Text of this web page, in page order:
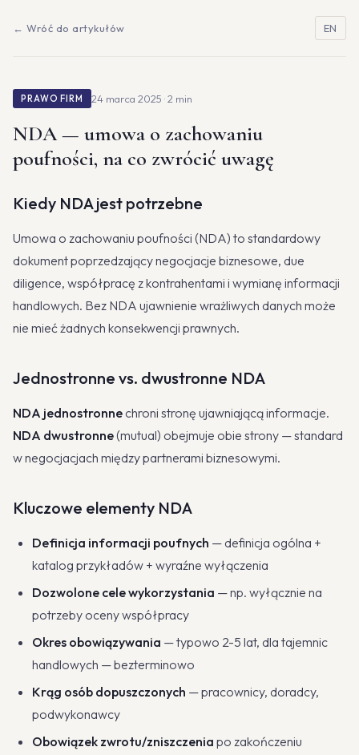
← Wróć do artykułów EN
PRAWO FIRM 24 marca 2025 · 2 min
NDA — umowa o zachowaniu
poufności, na co zwrócić uwagę
Kiedy NDA jest potrzebne
Umowa o zachowaniu poufności (NDA) to standardowy
dokument poprzedzający negocjacje biznesowe, due
diligence, współpracę z kontrahentami i wymianę informacji
handlowych. Bez NDA ujawnienie wrażliwych danych może
nie mieć żadnych konsekwencji prawnych.
Jednostronne vs. dwustronne NDA
NDA jednostronne chroni stronę ujawniającą informacje.
NDA dwustronne(mutual) obejmuje obie strony — standard
w negocjacjach między partnerami biznesowymi.
Kluczowe elementy NDA
Definicja informacji poufnych — definicja ogólna +
katalog przykładów + wyraźne wyłączenia
Dozwolone cele wykorzystania — np. wyłącznie na
potrzeby oceny współpracy
Okres obowiązywania — typowo 2-5 lat, dla tajemnic
handlowych — bezterminowo
Krąg osób dopuszczonych — pracownicy, doradcy,
podwykonawcy
Obowiązek zwrotu/zniszczenia po zakończeniu